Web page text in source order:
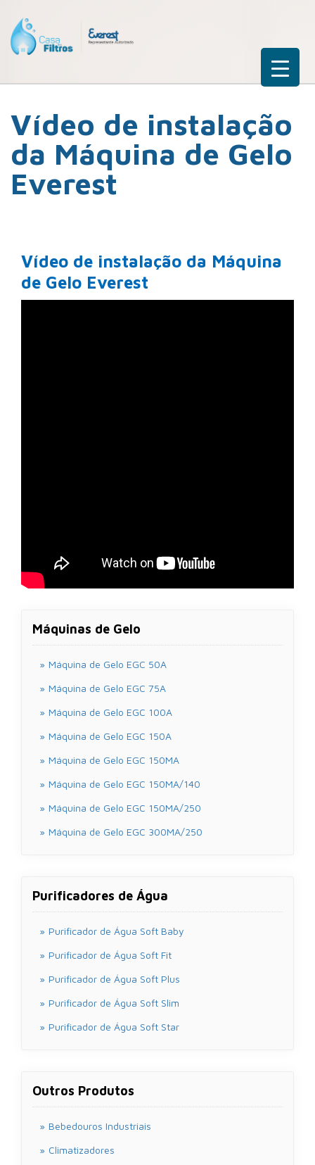
Vídeo de instalação
da Máquina de Gelo
Everest
Vídeo de instalação da Máquina
de Gelo Everest
Máquinas de Gelo
Máquina de Gelo EGC 50A
Máquina de Gelo EGC 75A
Máquina de Gelo EGC 100A
Máquina de Gelo EGC 150A
Máquina de Gelo EGC 150MA
Máquina de Gelo EGC 150MA/140
Máquina de Gelo EGC 150MA/250
Máquina de Gelo EGC 300MA/250
Purificadores de Água
Purificador de Água Soft Baby
Purificador de Água Soft Fit
Purificador de Água Soft Plus
Purificador de Água Soft Slim
Purificador de Água Soft Star
Outros Produtos
Bebedouros Industriais
Climatizadores